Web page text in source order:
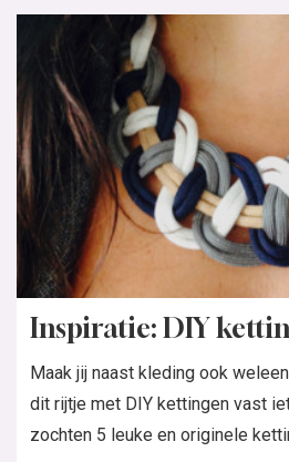
Inspiratie: DIY
Maak jij naast kleding ook
dit rijtje met DIY kettingen vast
zochten 5 leuke en originele